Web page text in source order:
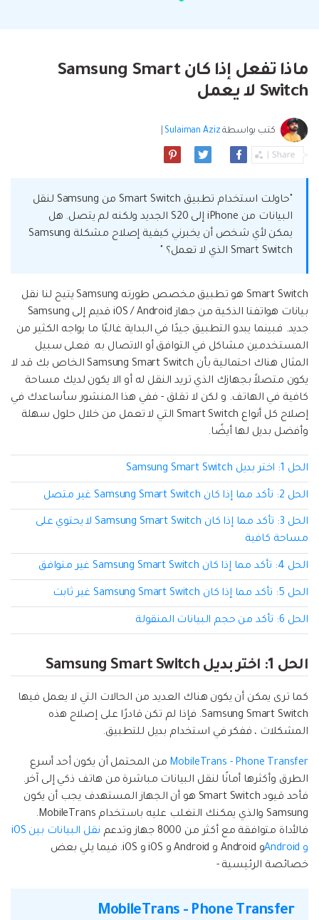
مشاهدة جميع المنتجات
Photo
Creative Center
ملخص
ملخص
محول PDF
MobileTrans
نقل بيانات الجوال.
استعادة الفيديو التالف.
Explore
ملخص
إصلاح الفيديو
نقل WhatsApp
تحديث iOS
تعقب الموقع
Backup & Restore
Playlist Transfer
تطبيقات الهاتف
نقل بيانات WhatsApp و WhatsApp Business بدون
إعادة ضبط المصنع.
MobileTrans App
نقل بيانات الهاتف وبيانات WhatsApp والملفات بين
الأجهزة.
Status Saver for WhatsApp
حفاظ الحالة ، وقراءة الدردشات المحذوفة، واستخدام
اثنين من WhatsApp، والمزيد من أجلك.
المقالات المتميزة
ماذا تفعل إذا كان Samsung Smart
Switch لا يعمل
كتب بواسطةSulaiman Aziz
"حاولت استخدام تطبيق Smart Switch من Samsung لنقل
البيانات من iPhone إلى S20 الجديد ولكنه لم يتصل. هل
يمكن لأي شخص أن يخبرني كيفية إصلاح مشكلة Samsung
Smart Switch الذي لا تعمل؟ "
Smart Switch هو تطبيق مخصص طورته Samsung يتيح لنا نقل
بيانات هواتفنا الذكية من جهاز iOS / Android قديم إلى Samsung
جديد. فبينما يبدو التطبيق جيدًا في البداية غالبًا ما يواجه الكثير من
المستخدمين مشاكل في التوافق أو الاتصال به. فعلى سبيل
المثال هناك احتمالية بأن Samsung Smart Switch الخاص بك قد لا
يكون متصلاً بجهازك الذي تريد النقل له أو الا يكون لديك مساحة
كافية في الهاتف. و لكن لا تقلق - ففي هذا المنشور سأساعدك في
إصلاح كل أنواع Smart Switch التي لا تعمل من خلال حلول سهلة
وأفضل بديل لها أيضًا.
الحل 1: اختر بديل Samsung Smart Switch
الحل 2: تأكد مما إذا كان Samsung Smart Switch غير متصل
الحل 3: تأكد مما إذا كان Samsung Smart Switch لا يحتوي على
مساحة كافية
الحل 4: تأكد مما إذا كان Samsung Smart Switch غير متوافق
الحل 5: تأكد مما إذا كان Samsung Smart Switch غير ثابت
الحل 6: تأكد من حجم البيانات المنقولة
الحل 1: اختر بديل Samsung Smart Switch
كما ترى يمكن أن يكون هناك العديد من الحالات التي لا يعمل فيها
Samsung Smart Switch. فإذا لم تكن قادرًا على إصلاح هذه
المشكلات ، ففكر في استخدام بديل للتطبيق.
MobileTrans - Phone Transfer من المحتمل أن يكون أحد أسرع
الطرق وأكثرها أمانًا لنقل البيانات مباشرة من هاتف ذكي إلى آخر.
فأحد قيود Smart Switch هو أن الجهاز المستهدف يجب أن يكون
Samsung والذي يمكنك التغلب عليه باستخدام MobileTrans.
فالأداة متوافقة مع أكثر من 8000 جهاز وتدعم
نقل البيانات بين iOS
و Android
و Android و Android و iOS و iOS. فيما يلي بعض
خصائصة الرئيسية -
MobileTrans - Phone Transfer